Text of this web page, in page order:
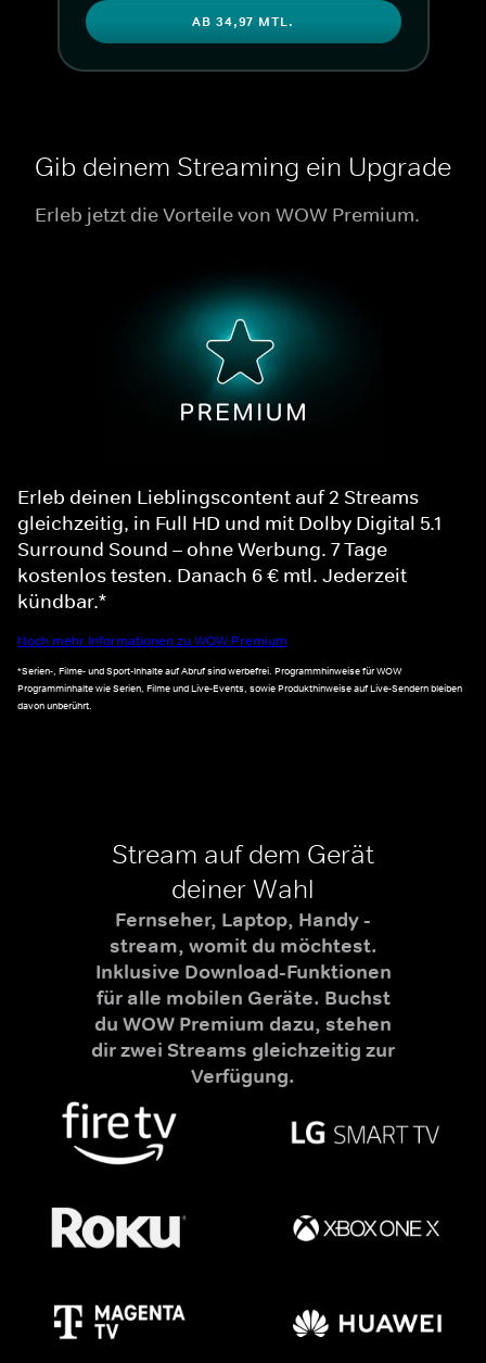
AB 34,97 MTL.
Gib deinem Streaming ein Upgrade
Erleb jetzt die Vorteile von WOW Premium.
Erleb deinen Lieblingscontent auf 2 Streams
gleichzeitig, in Full HD und mit Dolby Digital 5.1
Surround Sound – ohne Werbung. 7 Tage
kostenlos testen. Danach 6 € mtl. Jederzeit
kündbar.*
Noch mehr Informationen zu WOW Premium
*Serien-, Filme- und Sport-Inhalte auf Abruf sind werbefrei. Programmhinweise für WOW
Programminhalte wie Serien, Filme und Live-Events, sowie Produkthinweise auf Live-Sendern bleiben
davon unberührt.
Stream auf dem Gerät
deiner Wahl
Fernseher, Laptop, Handy -
stream, womit du möchtest.
Inklusive Download-Funktionen
für alle mobilen Geräte. Buchst
du WOW Premium dazu, stehen
dir zwei Streams gleichzeitig zur
Verfügung.